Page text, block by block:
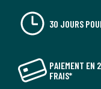
30 JOURS
PAIEMENT EN
FRAIS*